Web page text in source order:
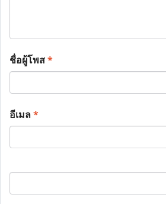
ชื่อผู้โพส*
อีเมล*